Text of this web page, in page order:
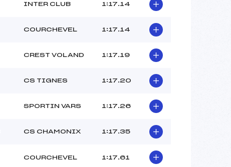
INTER CLUB 1:17.14
COURCHEVEL 1:17.14
CREST VOLAND 1:17.19
CS TIGNES 1:17.20
SPORTIN VARS 1:17.26
CS CHAMONIX 1:17.35
COURCHEVEL 1:17.61